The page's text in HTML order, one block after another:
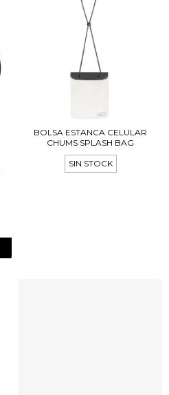
BOLSA ESTANCA CELULAR
CHUMS SPLASH BAG
SIN STOCK